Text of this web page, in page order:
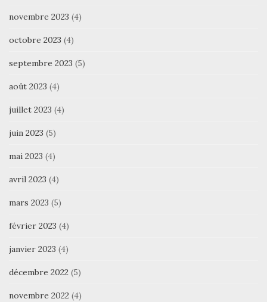
novembre 2023 (4)
octobre 2023 (4)
septembre 2023 (5)
août 2023 (4)
juillet 2023 (4)
juin 2023 (5)
mai 2023 (4)
avril 2023 (4)
mars 2023 (5)
février 2023 (4)
janvier 2023 (4)
décembre 2022 (5)
novembre 2022 (4)